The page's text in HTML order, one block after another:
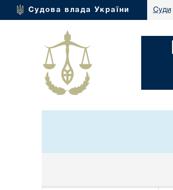
Судова влада України Суди